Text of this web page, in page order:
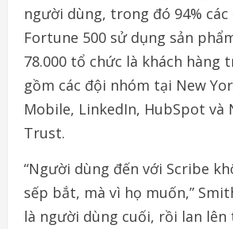
người dùng, trong đó 94%
Fortune 500 sử dụng sản
78.000 tổ chức là khách hàng
gồm các đội nhóm tại New
Mobile, LinkedIn, HubSpot và
Trust.
“Người dùng đến với Scribe
sếp bắt, mà vì họ muốn,”
là người dùng cuối, rồi lan